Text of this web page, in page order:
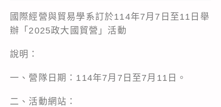
國際經營與貿易學系訂於114年7月7日至11日舉
辦「2025政大國貿營」活動
說明：
一、營隊日期：114年7月7日至7月11日。
二、活動網站：